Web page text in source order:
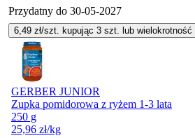
Przydatny do 30-05-2027
6,49 zł/szt. kupując 3 szt. lub wielokrotność
GERBER JUNIOR
Zupka pomidorowa z ryżem 1-3 lata
250 g
25,96 zł/kg